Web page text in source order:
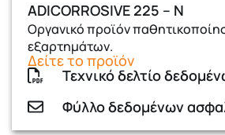
ADICORROSIVE 225 – N
Οργανικό προϊόν
εξαρτημάτων.
Δείτε το προϊόν
Τεχνικό δελτίο
Φύλλο δεδομένων